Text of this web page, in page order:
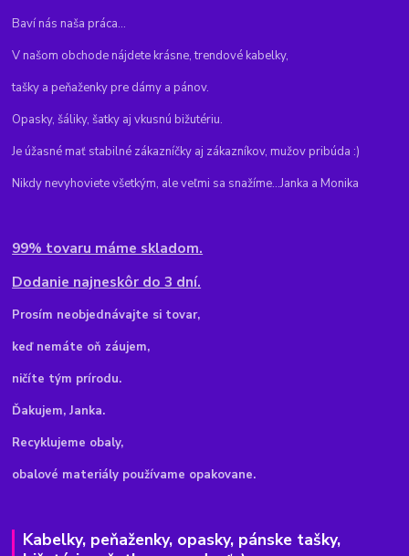
Baví nás naša práca...
V našom obchode nájdete krásne, trendové kabelky,
tašky a peňaženky pre dámy a pánov.
Opasky, šáliky, šatky aj vkusnú bižutériu.
Je úžasné mať stabilné zákazníčky aj zákazníkov, mužov pribúda :)
Nikdy nevyhoviete všetkým, ale veľmi sa snažíme...Janka a Monika
99% tovaru máme skladom.
Dodanie najneskôr do 3 dní.
Prosím neobjednávajte si tovar,
keď nemáte oň záujem,
ničíte tým prírodu.
Ďakujem, Janka.
Recyklujeme obaly,
obalové materiály používame opakovane.
Kabelky, peňaženky, opasky, pánske tašky,